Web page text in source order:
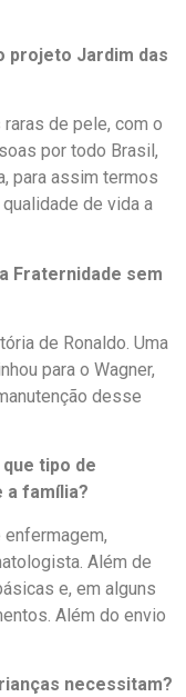
projeto Jardim das
de pele, com o
por todo Brasil,
para assim termos
de vida a
Fraternidade sem
de Ronaldo. Uma
para o Wagner,
desse
tipo de
a família?
Além de
e, em alguns
Além do envio
necessitam?